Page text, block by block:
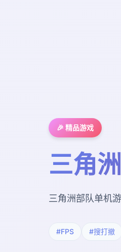
🎉 精品游戏
三角
三角洲部队单机
#FPS #搜打撤